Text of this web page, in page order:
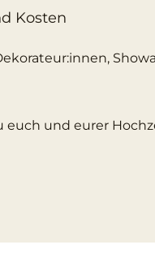
Kosten
und eurer